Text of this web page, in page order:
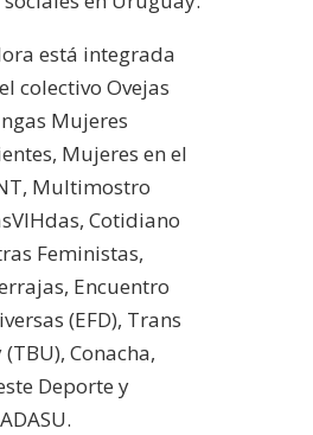
está integrada
colectivo Ovejas
Mujeres
Mujeres en el
Multimostro
Cotidiano
Feministas,
Encuentro
(EFD), Trans
Conacha,
Deporte y